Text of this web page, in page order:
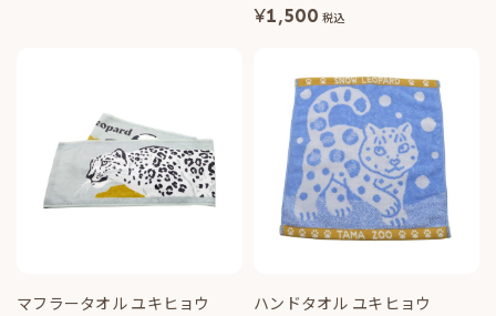
¥1,500 税込
マフラータオル ユキヒョウ ハンドタオル ユキヒョウ